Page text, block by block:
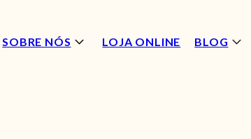
SOBRE NÓS LOJA ONLINE BLOG